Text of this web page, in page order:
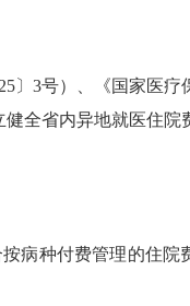
〕3号）、《国家医疗
全省内异地就医住院
病种付费管理的住院